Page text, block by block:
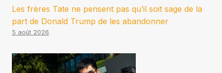
Les frères Tate ne pensent pas qu’il soit sage de la
part de Donald Trump de les abandonner
5 août 2026